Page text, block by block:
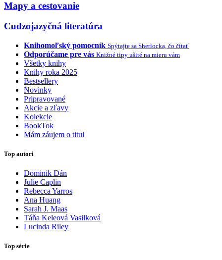
Mapy a cestovanie
Cudzojazyčná literatúra
Knihomoľský pomocník Spýtajte sa Sherlocka, čo čítať
Odporúčame pre vás Knižné tipy ušité na mieru vám
Všetky knihy
Knihy roka 2025
Bestsellery
Novinky
Pripravované
Akcie a zľavy
Kolekcie
BookTok
Mám záujem o titul
Top autori
Dominik Dán
Julie Caplin
Rebecca Yarros
Ana Huang
Sarah J. Maas
Táňa Keleová Vasilková
Lucinda Riley
Top série